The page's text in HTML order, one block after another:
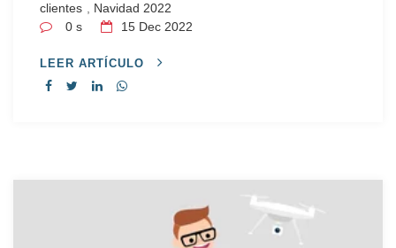
clientes
Navidad 2022
0 s
15 Dec 2022
LEER ARTÍCULO